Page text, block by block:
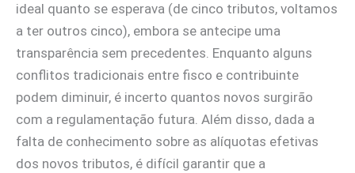
ideal quanto se esperava (de cinco tributos, voltamos
a ter outros cinco), embora se antecipe uma
transparência sem precedentes. Enquanto alguns
conflitos tradicionais entre fisco e contribuinte
podem diminuir, é incerto quantos novos surgirão
com a regulamentação futura. Além disso, dada a
falta de conhecimento sobre as alíquotas efetivas
dos novos tributos, é difícil garantir que a